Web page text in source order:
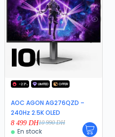
-23% LIMITED OFFER
AOC AGON AG276QZD –
240Hz 2.5K OLED
10 990DH
8 499 DH
En stock